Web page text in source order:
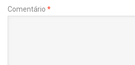
Comentário *